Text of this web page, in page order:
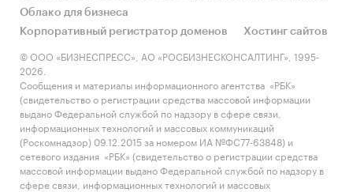
Облако для бизнеса
Корпоративный регистратор доменов
Хостинг сайтов
© ООО «БИЗНЕСПРЕСС», АО «РОСБИЗНЕСКОНСАЛТИНГ», 1995-
2026.
Сообщения и материалы информационного агентства «РБК»
(свидетельство о регистрации средства массовой информации
выдано Федеральной службой по надзору в сфере связи,
информационных технологий и массовых коммуникаций
(Роскомнадзор) 09.12.2015 за номером ИА №ФС77-63848) и
сетевого издания «РБК» (свидетельство о регистрации средства
массовой информации выдано Федеральной службой по надзору в
сфере связи, информационных технологий и массовых